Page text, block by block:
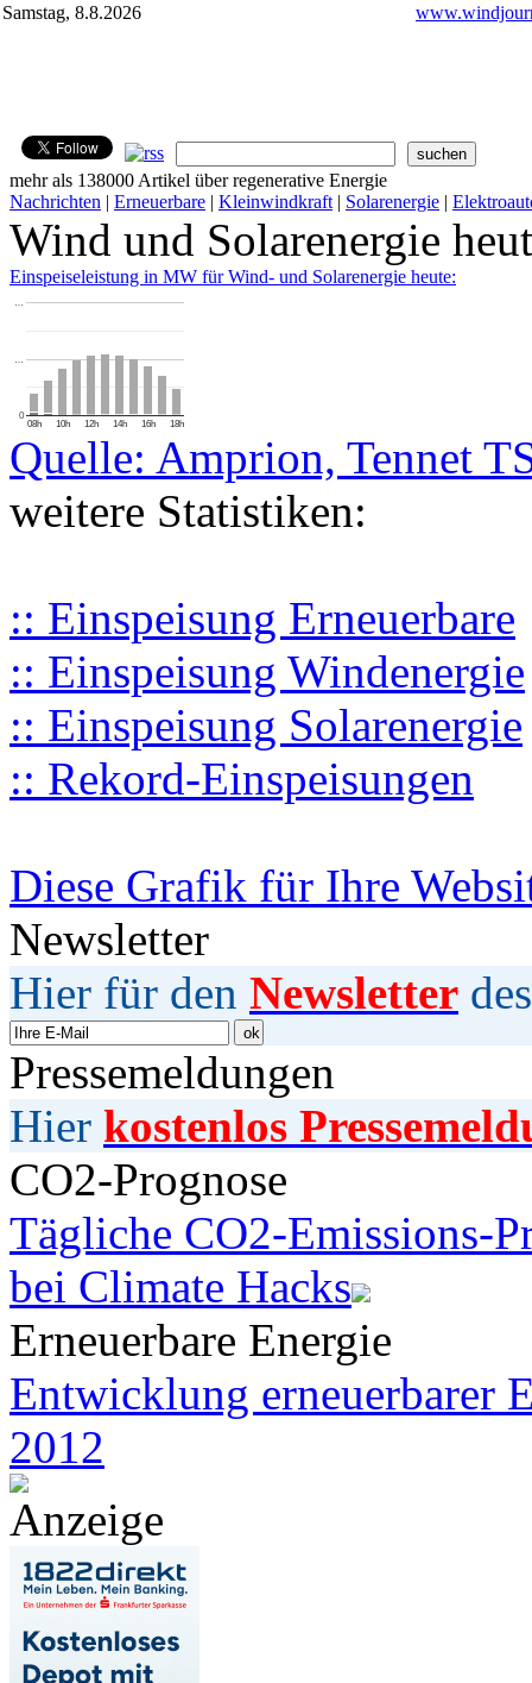
Samstag, 8.8.2026
mehr als 138000 Artikel über regenerative Energie
Nachrichten | Erneuerbare | Kleinwindkraft | Solarenergie |
Wind und Solarenergie
Einspeiseleistung in MW für Wind- und Solarenergie heute:
08h 10h 12h 14h 16h 18h
0
…
…
Quelle: Amprion, Tennet
weitere Statistiken:
:: Einspeisung Erneuerbare
:: Einspeisung Windenergie
:: Einspeisung Solarenergie
:: Rekord-Einspeisungen
Diese Grafik für Ihre
Newsletter
Hier für den Newsletter
Pressemeldungen
Hier kostenlos
CO2-Prognose
Tägliche CO2-Emissions-
bei Climate Hacks
Erneuerbare Energie
Entwicklung erneuerbarer
2012
Anzeige